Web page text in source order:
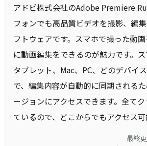
アドビ株式会社のAdobe Premiere
フォンでも高品質ビデオを撮影、編
フトウェアです。スマホで撮った動
に動画編集をできるのが魅力です。ス
タブレット、Mac、PC、どのデバイ
で、編集内容が自動的に同期される
ージョンにアクセスできます。全て
ているので、どこからでもアクセス可
最終